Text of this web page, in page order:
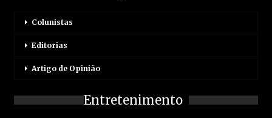
Colunistas
Editorias
Artigo de Opinião
Entretenimento